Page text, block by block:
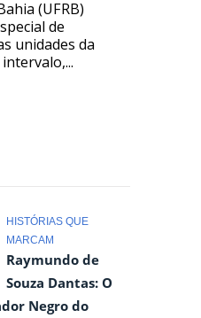
(UFRB)
de
unidades da
HISTÓRIAS QUE
MARCAM
Raymundo de
Souza Dantas: O
Negro do